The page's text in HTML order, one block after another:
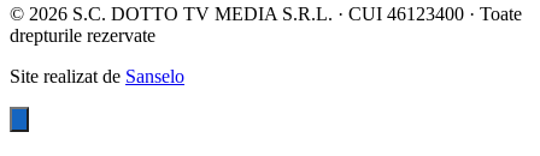
© 2026 S.C. DOTTO TV MEDIA S.R.L. · CUI 46123400 · Toate
drepturile rezervate
Site realizat de Sanselo